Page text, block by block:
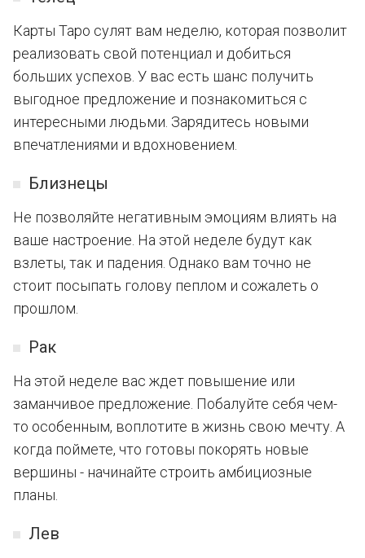
Карты Таро сулят вам неделю, которая позволит
реализовать свой потенциал и добиться
больших успехов. У вас есть шанс получить
выгодное предложение и познакомиться с
интересными людьми. Зарядитесь новыми
впечатлениями и вдохновением.
Близнецы
Не позволяйте негативным эмоциям влиять на
ваше настроение. На этой неделе будут как
взлеты, так и падения. Однако вам точно не
стоит посыпать голову пеплом и сожалеть о
прошлом.
Рак
На этой неделе вас ждет повышение или
заманчивое предложение. Побалуйте себя чем-
то особенным, воплотите в жизнь свою мечту. А
когда поймете, что готовы покорять новые
вершины - начинайте строить амбициозные
планы.
Лев